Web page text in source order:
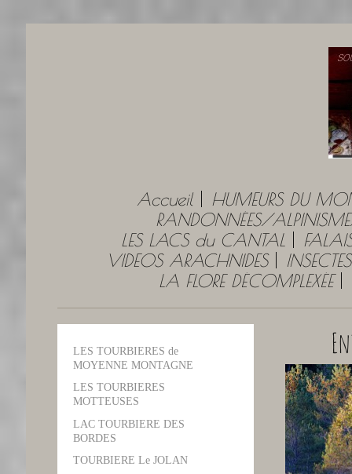
Accueil
HUMEURS DU
RANDONNÉES/
LES LACS du CANTAL
VIDEOS ARACHNIDES
INSECTES
LA FLORE DÉCOMPLEXÉE
LES TOURBIERES de
MOYENNE MONTAGNE
LES TOURBIERES
MOTTEUSES
LAC TOURBIERE DES
BORDES
TOURBIERE Le JOLAN